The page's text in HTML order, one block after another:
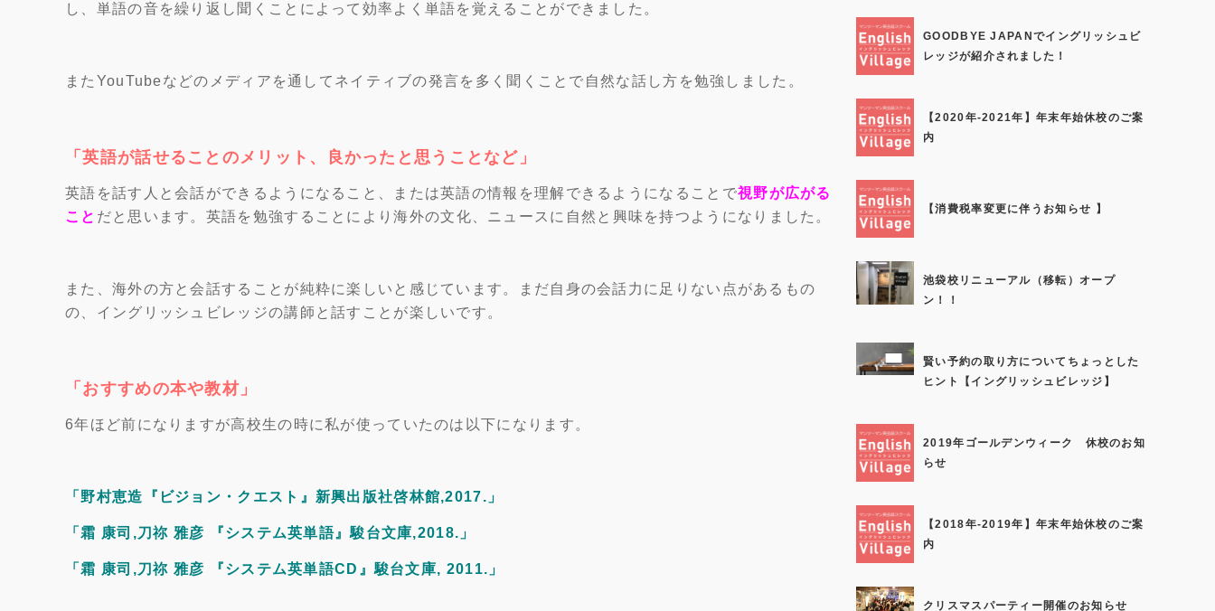
し、単語の音を繰り返し聞くことによって効率よく単語を覚えることができました。
またYouTubeなどのメディアを通してネイティブの発言を多く聞くことで自然な話し方を勉強しました。
「英語が話せることのメリット、良かったと思うことなど」
英語を話す人と会話ができるようになること、または英語の情報を理解できるようになることで視野が広がる
こと だと思います。英語を勉強することにより海外の文化、ニュースに自然と興味を持つようになりました。
また、海外の方と会話することが純粋に楽しいと感じています。まだ自身の会話力に足りない点があるもの
の、イングリッシュビレッジの講師と話すことが楽しいです。
「おすすめの本や教材」
6年ほど前になりますが高校生の時に私が使っていたのは以下になります。
「野村恵造『ビジョン・クエスト』新興出版社啓林館,2017.」
「霜 康司,刀祢 雅彦 『システム英単語』駿台文庫,2018.」
「霜 康司,刀祢 雅彦 『システム英単語CD』駿台文庫, 2011.」
GOODBYE JAPANでイングリッシュビ
レッジが紹介されました！
【2020年-2021年】年末年始休校のご案
内
【消費税率変更に伴うお知らせ 】
池袋校リニューアル（移転）オープ
ン！！
賢い予約の取り方についてちょっとした
ヒント【イングリッシュビレッジ】
2019年ゴールデンウィーク 休校のお知
らせ
【2018年-2019年】年末年始休校のご案
内
クリスマスパーティー開催のお知らせ